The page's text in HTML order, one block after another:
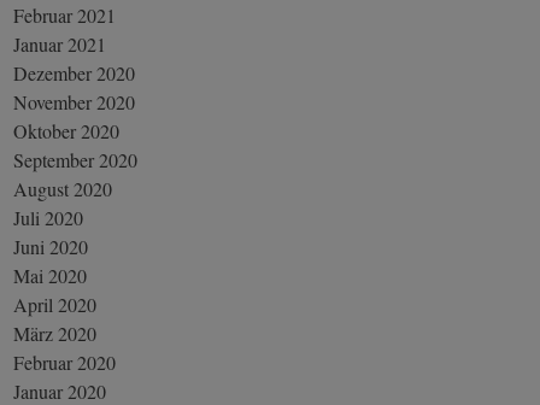
Februar 2021
Januar 2021
Dezember 2020
November 2020
Oktober 2020
September 2020
August 2020
Juli 2020
Juni 2020
Mai 2020
April 2020
März 2020
Februar 2020
Januar 2020